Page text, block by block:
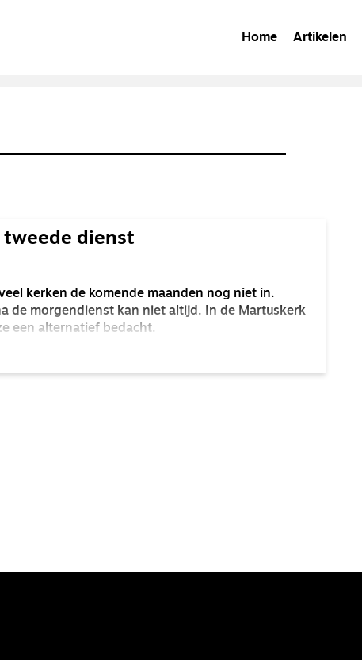
Home Artikelen
dienst
kerken de komende maanden nog niet in.
de morgendienst kan niet altijd. In de Martuskerk
een alternatief bedacht.